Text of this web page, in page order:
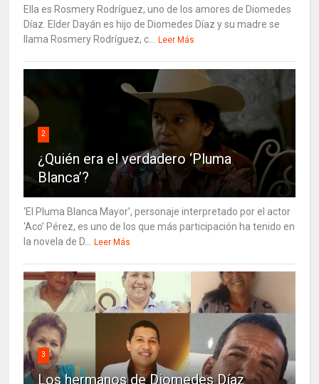
Ella es Rosmery Rodríguez, uno de los amores de Diomedes
Díaz. Elder Dayán es hijo de Diomedes Díaz y su madre se
llama Rosmery Rodríguez, c...
Leer Más
2
¿Quién era el verdadero ‘Pluma
Blanca’?
‘El Pluma Blanca Mayor’, personaje interpretado por el actor
‘Aco’ Pérez, es uno de los que más participación ha tenido en
la novela de D...
Leer Más
3
Los hermanos de Diomedes Díaz